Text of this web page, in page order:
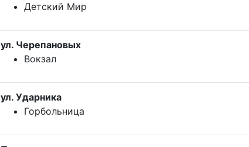
Детский Мир
ул. Черепановых
Вокзал
ул. Ударника
Горбольница